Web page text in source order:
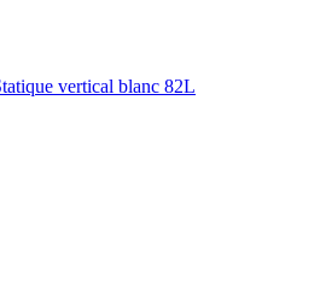
vertical blanc 82L